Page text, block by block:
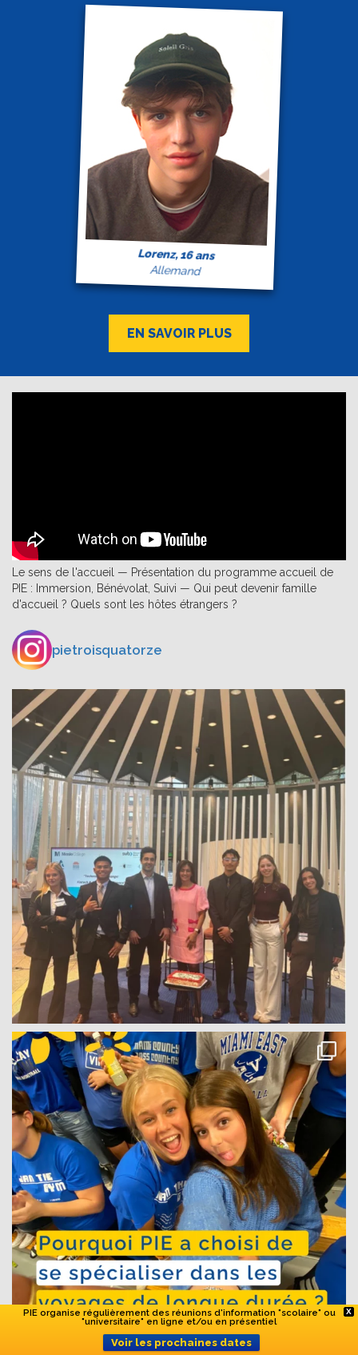
Lorenz, 16 ans
Allemand
EN SAVOIR PLUS
Le sens de l'accueil — Présentation du programme accueil de
PIE : Immersion, Bénévolat, Suivi — Qui peut devenir famille
d'accueil ? Quels sont les hôtes étrangers ?
pietroisquatorze
X
PIE organise régulièrement des réunions d'information "scolaire" ou
"universitaire" en ligne et/ou en présentiel
Voir les prochaines dates